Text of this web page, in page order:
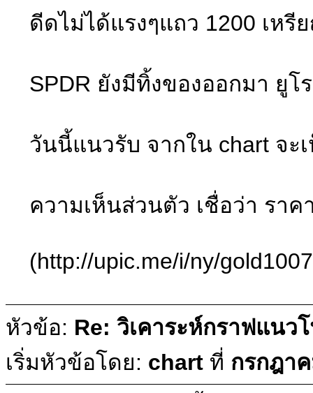
ดีดไม่ได้แรงๆแถว 1200 เห
SPDR ยังมีทิ้งของออกมา ยู
วันนี้แนวรับ จากใน chart จะ
ความเห็นส่วนตัว เชื่อว่า รา
(http://upic.me/i/ny/
หัวข้อ: Re: วิเคาระห์กราฟแนว
เริ่มหัวข้อโดย: chart ที่ กรกฎา